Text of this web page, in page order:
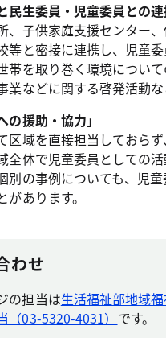
民生委員・児童委員との連
、子供家庭支援センター
等と密接に連携し、児童
帯を取り巻く環境につい
業などに関する啓発活動な
の援助・協力」
区域を直接担当しておら
全体で児童委員としての
別の事例についても、児
あります。
わせ
の担当は生活福祉部地域
（03-5320-4031） です。